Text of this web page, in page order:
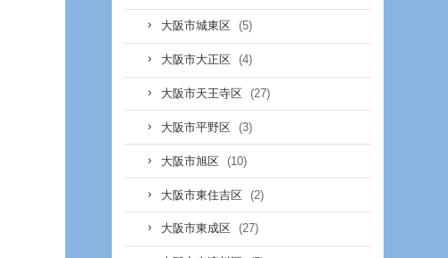
大阪市城東区 (5)
大阪市大正区 (4)
大阪市天王寺区 (27)
大阪市平野区 (3)
大阪市旭区 (10)
大阪市東住吉区 (2)
大阪市東成区 (27)